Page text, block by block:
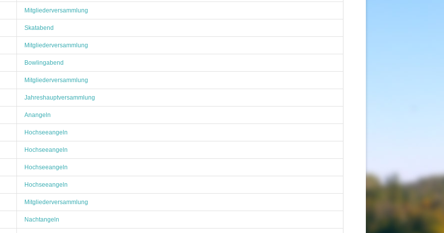
Mitgliederversammlung
Skatabend
Mitgliederversammlung
Bowlingabend
Mitgliederversammlung
Jahreshauptversammlung
Anangeln
Hochseeangeln
Hochseeangeln
Hochseeangeln
Hochseeangeln
Mitgliederversammlung
Nachtangeln